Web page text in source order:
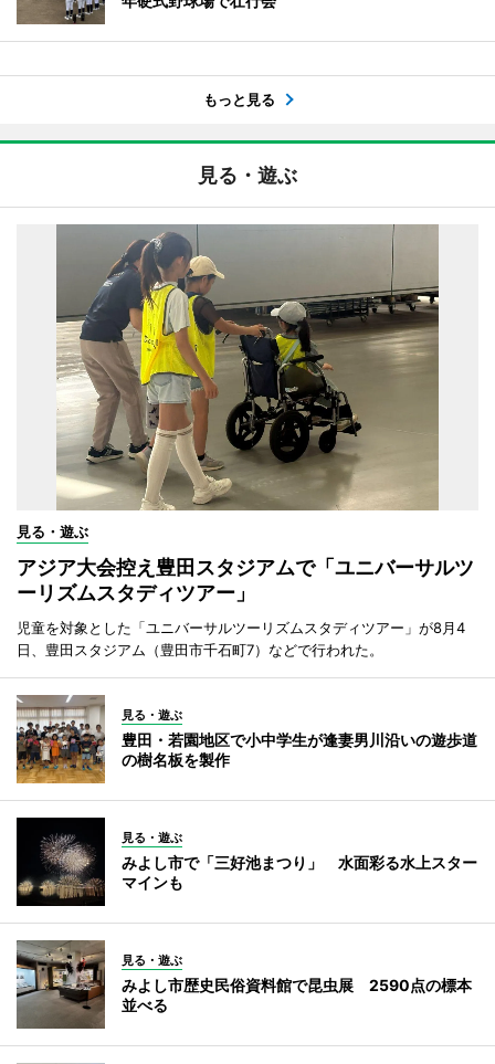
もっと見る
見る・遊ぶ
見る・遊ぶ
アジア大会控え豊田スタジアムで「ユニバーサルツ
ーリズムスタディツアー」
児童を対象とした「ユニバーサルツーリズムスタディツアー」が8月4
日、豊田スタジアム（豊田市千石町7）などで行われた。
見る・遊ぶ
豊田・若園地区で小中学生が逢妻男川沿いの遊歩道
の樹名板を製作
見る・遊ぶ
みよし市で「三好池まつり」 水面彩る水上スター
マインも
見る・遊ぶ
みよし市歴史民俗資料館で昆虫展 2590点の標本
並べる